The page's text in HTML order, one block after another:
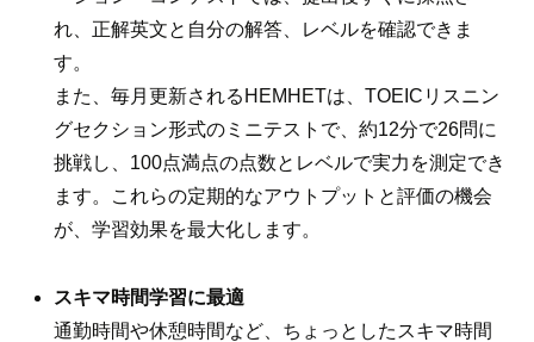
れ、正解英文と自分の解答、レベルを確認できま
す。
また、毎月更新されるHEMHETは、TOEICリスニン
グセクション形式のミニテストで、約12分で26問に
挑戦し、100点満点の点数とレベルで実力を測定でき
ます。これらの定期的なアウトプットと評価の機会
が、学習効果を最大化します。
スキマ時間学習に最適
通勤時間や休憩時間など、ちょっとしたスキマ時間